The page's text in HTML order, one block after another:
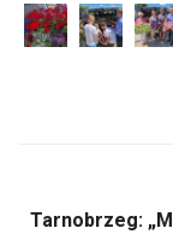
Tarnobrzeg: